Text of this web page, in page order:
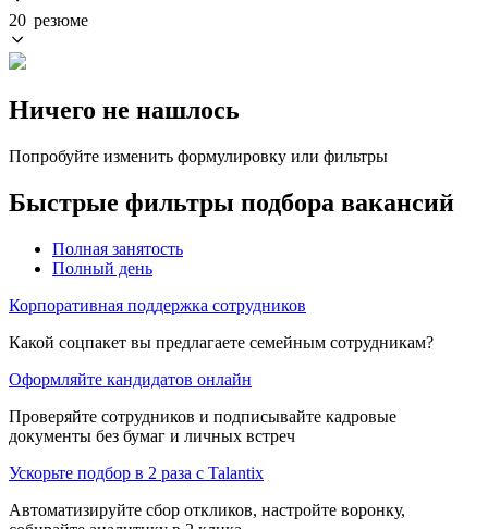
20 резюме
Ничего не нашлось
Попробуйте изменить формулировку или фильтры
Быстрые фильтры подбора вакансий
Полная занятость
Полный день
Корпоративная поддержка сотрудников
Какой соцпакет вы предлагаете семейным сотрудникам?
Оформляйте кандидатов онлайн
Проверяйте сотрудников и подписывайте кадровые
документы без бумаг и личных встреч
Ускорьте подбор в 2 раза с Talantix
Автоматизируйте сбор откликов, настройте воронку,